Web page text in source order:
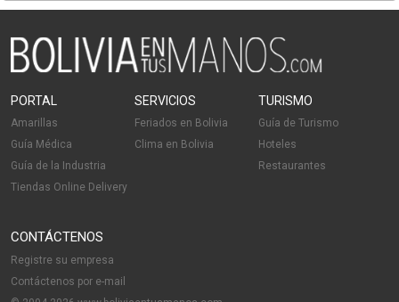
PORTAL
Amarillas
Guía Médica
Guía de la Industria
Tiendas Online Delivery
SERVICIOS
Feriados en Bolivia
Clima en Bolivia
TURISMO
Guía de Turismo
Hoteles
Restaurantes
CONTÁCTENOS
Registre su empresa
Contáctenos por e-mail